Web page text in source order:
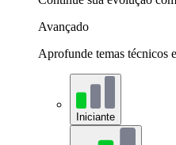
Avançado
Aprofunde temas técnicos
Iniciante